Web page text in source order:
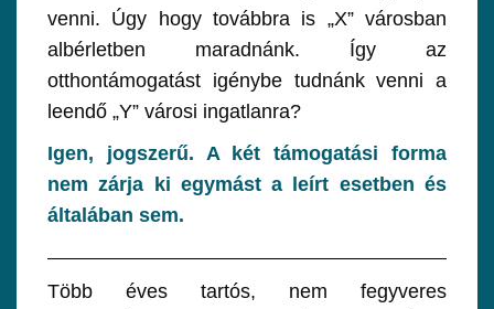
venni. Úgy hogy továbbra is „X” városban
albérletben maradnánk. Így az
otthontámogatást igénybe tudnánk venni a
leendő „Y” városi ingatlanra?
Igen, jogszerű. A két támogatási forma
nem zárja ki egymást a leírt esetben és
általában sem.
Több éves tartós, nem fegyveres